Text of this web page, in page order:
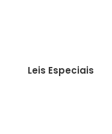
Leis Especiais